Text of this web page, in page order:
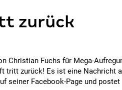
zurück
Christian Fuchs für Mega-
tritt zurück! Es ist eine Nachricht
seiner Facebook-Page und postet